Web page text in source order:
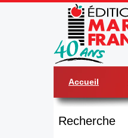
Accueil
Recherche